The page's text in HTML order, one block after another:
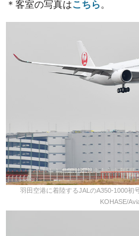
＊客室の写真はこちら 。
羽田空港に着陸するJALのA350-1000初
KOHASE/